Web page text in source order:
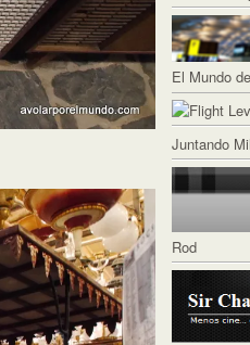
El Mundo
Juntando
Rod